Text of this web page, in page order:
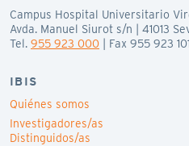
Campus Hospital Universitario
Avda. Manuel Siurot s/n | 41013
Tel. 955 923 000 | Fax 955 923 101
IBIS
Quiénes somos
Investigadores/as
Distinguidos/as